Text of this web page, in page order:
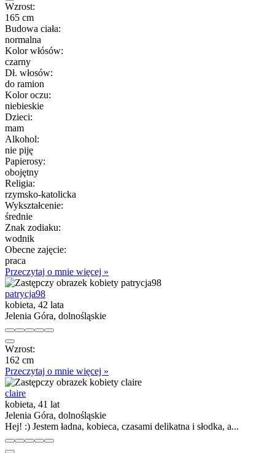
Wzrost:
165 cm
Budowa ciała:
normalna
Kolor włósów:
czarny
Dł. włosów:
do ramion
Kolor oczu:
niebieskie
Dzieci:
mam
Alkohol:
nie piję
Papierosy:
obojętny
Religia:
rzymsko-katolicka
Wykształcenie:
średnie
Znak zodiaku:
wodnik
Obecne zajęcie:
praca
Przeczytaj o mnie więcej »
patrycja98
kobieta, 42 lata
Jelenia Góra, dolnośląskie
Wzrost:
162 cm
Przeczytaj o mnie więcej »
claire
kobieta, 41 lat
Jelenia Góra, dolnośląskie
Hej! :) Jestem ładna, kobieca, czasami delikatna i słodka, a...